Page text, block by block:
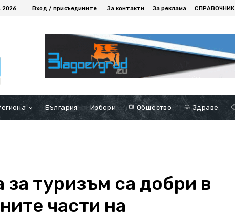
2026 Вход / присъедините За контакти За реклама СПРАВОЧНИК
България Избори Общество Здраве
туризъм са добри в
части на